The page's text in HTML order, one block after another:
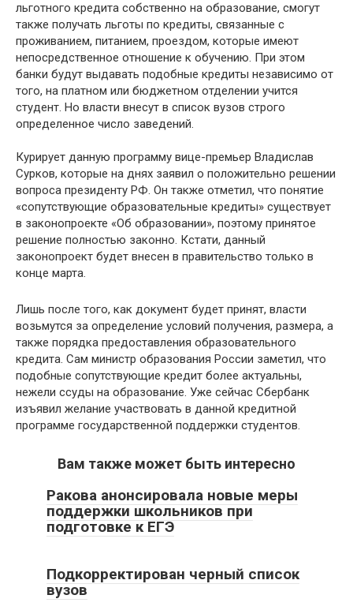
льготного кредита собственно на образование, смогут
также получать льготы по кредиты, связанные с
проживанием, питанием, проездом, которые имеют
непосредственное отношение к обучению. При этом
банки будут выдавать подобные кредиты независимо от
того, на платном или бюджетном отделении учится
студент. Но власти внесут в список вузов строго
определенное число заведений.
Курирует данную программу вице-премьер Владислав
Сурков, которые на днях заявил о положительно решении
вопроса президенту РФ. Он также отметил, что понятие
«сопутствующие образовательные кредиты» существует
в законопроекте «Об образовании», поэтому принятое
решение полностью законно. Кстати, данный
законопроект будет внесен в правительство только в
конце марта.
Лишь после того, как документ будет принят, власти
возьмутся за определение условий получения, размера, а
также порядка предоставления образовательного
кредита. Сам министр образования России заметил, что
подобные сопутствующие кредит более актуальны,
нежели ссуды на образование. Уже сейчас Сбербанк
изъявил желание участвовать в данной кредитной
программе государственной поддержки студентов.
Вам также может быть интересно
Ракова анонсировала новые меры
поддержки школьников при
подготовке к ЕГЭ
Подкорректирован черный список
вузов